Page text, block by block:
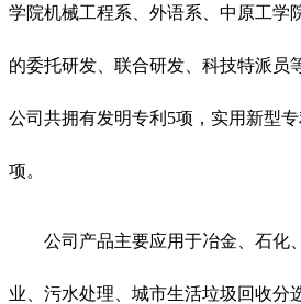
学院机械工程系、外语系、中原工学
的委托研发、联合研发、科技特派员
公司共拥有发明专利5项，实用新型
项。
公司产品主要应用于冶金、石化
业、污水处理、城市生活垃圾回收分